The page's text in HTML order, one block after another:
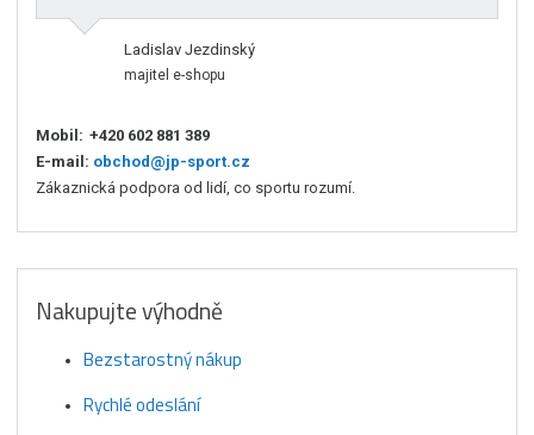
Ladislav Jezdinský
majitel e-shopu
Mobil: +420 602 881 389
E-mail: obchod@jp-sport.cz
Zákaznická podpora od lidí, co sportu rozumí.
Nakupujte výhodně
Bezstarostný nákup
Rychlé odeslání